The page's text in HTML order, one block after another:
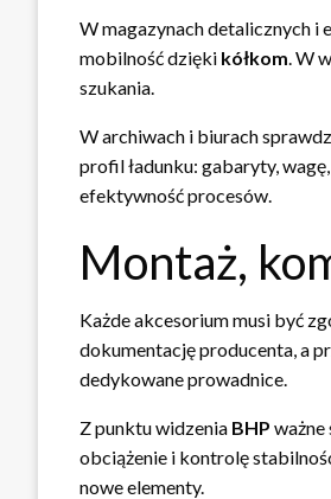
W magazynach detalicznych i
mobilność dzięki kółkom. W
szukania.
W archiwach i biurach
profil ładunku: gabaryty,
efektywność procesów.
Montaż,
Każde akcesorium musi być
dokumentację producenta, a
dedykowane prowadnice.
Z punktu widzenia BHP
obciążenie i kontrolę
nowe elementy.